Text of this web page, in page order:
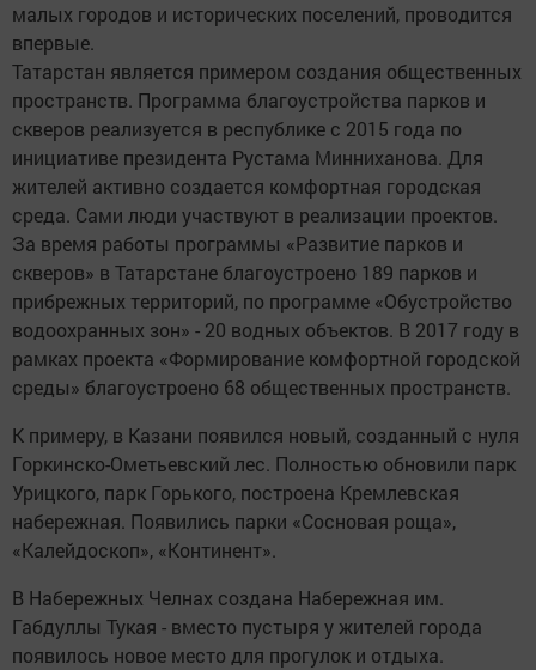
малых городов и исторических поселений, проводится
впервые.
Татарстан является примером создания общественных
пространств. Программа благоустройства парков и
скверов реализуется в республике с 2015 года по
инициативе президента Рустама Минниханова. Для
жителей активно создается комфортная городская
среда. Сами люди участвуют в реализации проектов.
За время работы программы «Развитие парков и
скверов» в Татарстане благоустроено 189 парков и
прибрежных территорий, по программе «Обустройство
водоохранных зон» - 20 водных объектов. В 2017 году в
рамках проекта «Формирование комфортной городской
среды» благоустроено 68 общественных пространств.
К примеру, в Казани появился новый, созданный с нуля
Горкинско-Ометьевский лес. Полностью обновили парк
Урицкого, парк Горького, построена Кремлевская
набережная. Появились парки «Сосновая роща»,
«Калейдоскоп», «Континент».
В Набережных Челнах создана Набережная им.
Габдуллы Тукая - вместо пустыря у жителей города
появилось новое место для прогулок и отдыха.